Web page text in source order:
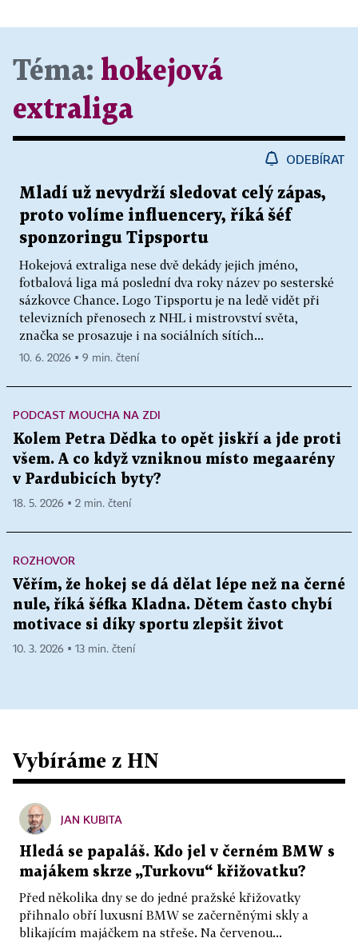
Téma: hokejová
extraliga
ODEBÍRAT
Mladí už nevydrží sledovat celý zápas,
proto volíme influencery, říká šéf
sponzoringu Tipsportu
Hokejová extraliga nese dvě dekády jejich jméno,
fotbalová liga má poslední dva roky název po sesterské
sázkovce Chance. Logo Tipsportu je na ledě vidět při
televizních přenosech z NHL i mistrovství světa,
značka se prosazuje i na sociálních sítích...
10. 6. 2026 ▪ 9 min. čtení
PODCAST MOUCHA NA ZDI
Kolem Petra Dědka to opět jiskří a jde proti
všem. A co když vzniknou místo megaarény
v Pardubicích byty?
18. 5. 2026 ▪ 2 min. čtení
ROZHOVOR
Věřím, že hokej se dá dělat lépe než na černé
nule, říká šéfka Kladna. Dětem často chybí
motivace si díky sportu zlepšit život
10. 3. 2026 ▪ 13 min. čtení
Vybíráme z HN
JAN KUBITA
Hledá se papaláš. Kdo jel v černém BMW s
majákem skrze „Turkovu“ křižovatku?
Před několika dny se do jedné pražské křižovatky
přihnalo obří luxusní BMW se začerněnými skly a
blikajícím majáčkem na střeše. Na červenou...